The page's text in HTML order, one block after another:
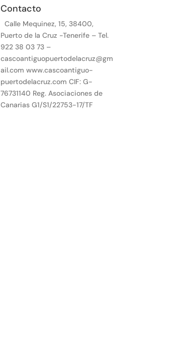
Contacto
Calle Mequinez, 15, 38400,
Puerto de la Cruz -Tenerife – Tel.
922 38 03 73 –
cascoantiguopuertodelacruz@gm
ail.com www.cascoantiguo-
puertodelacruz.com CIF: G-
76731140 Reg. Asociaciones de
Canarias G1/S1/22753-17/TF